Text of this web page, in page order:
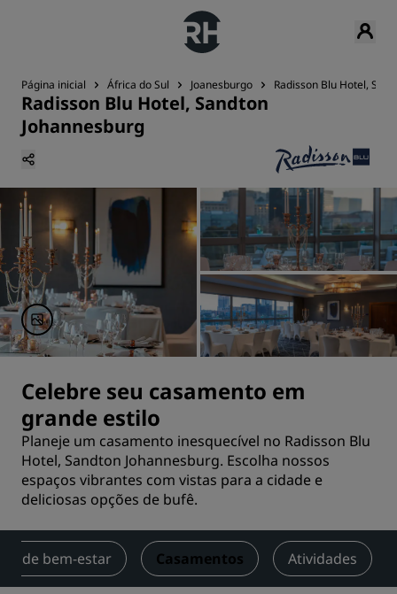
Página inicial África do Sul Joanesburgo Radisson Blu Hotel,
Radisson Blu Hotel, Sandton
Johannesburg
Celebre seu casamento em
grande estilo
Planeje um casamento inesquecível no Radisson Blu
Hotel, Sandton Johannesburg. Escolha nossos
espaços vibrantes com vistas para a cidade e
deliciosas opções de bufê.
de bem-estar Casamentos Atividades